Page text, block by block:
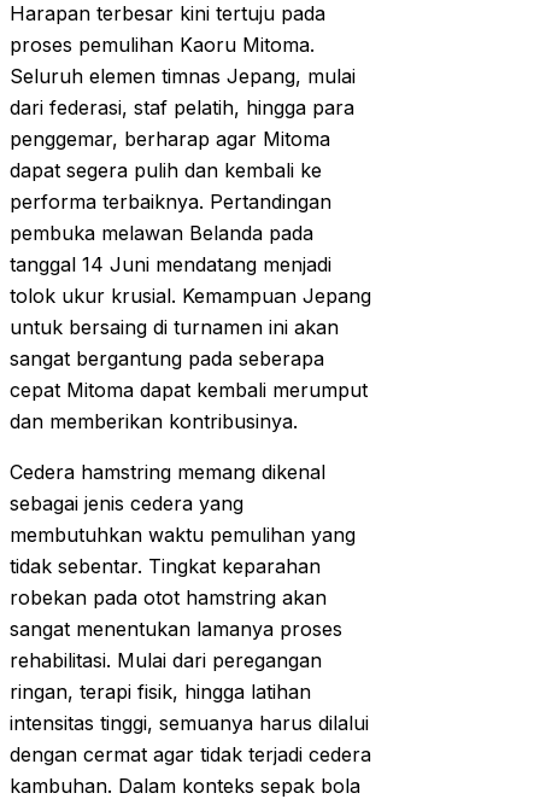
Harapan terbesar kini tertuju pada
proses pemulihan Kaoru Mitoma.
Seluruh elemen timnas Jepang, mulai
dari federasi, staf pelatih, hingga para
penggemar, berharap agar Mitoma
dapat segera pulih dan kembali ke
performa terbaiknya. Pertandingan
pembuka melawan Belanda pada
tanggal 14 Juni mendatang menjadi
tolok ukur krusial. Kemampuan Jepang
untuk bersaing di turnamen ini akan
sangat bergantung pada seberapa
cepat Mitoma dapat kembali merumput
dan memberikan kontribusinya.
Cedera hamstring memang dikenal
sebagai jenis cedera yang
membutuhkan waktu pemulihan yang
tidak sebentar. Tingkat keparahan
robekan pada otot hamstring akan
sangat menentukan lamanya proses
rehabilitasi. Mulai dari peregangan
ringan, terapi fisik, hingga latihan
intensitas tinggi, semuanya harus dilalui
dengan cermat agar tidak terjadi cedera
kambuhan. Dalam konteks sepak bola